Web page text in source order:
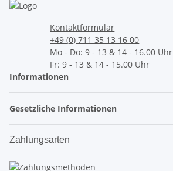
Kontaktformular
+49 (0) 711 35 13 16 00
Mo - Do: 9 - 13 & 14 - 16.00 Uhr
Fr: 9 - 13 & 14 - 15.00 Uhr
Informationen
Gesetzliche Informationen
Zahlungsarten